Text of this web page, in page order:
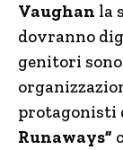
Vaughan la
dovranno
genitori
protagonisti
Runaways”